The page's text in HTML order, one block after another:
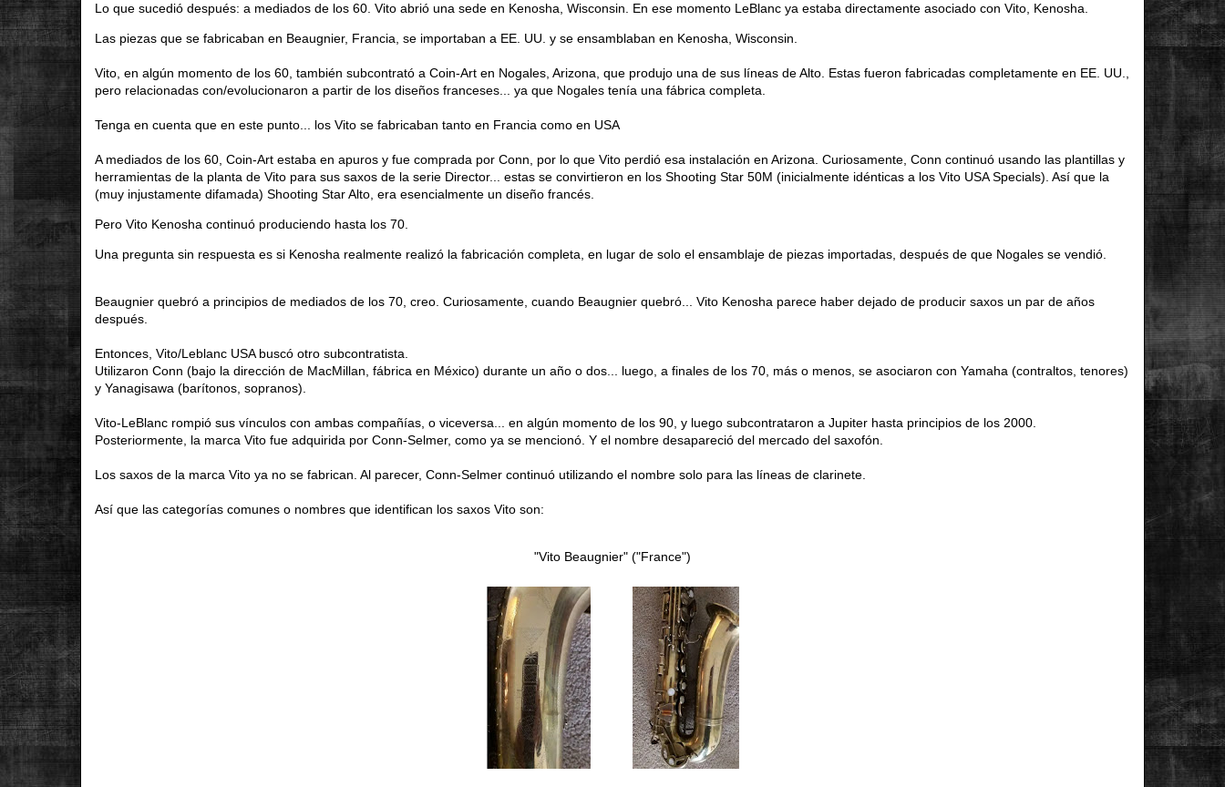
Lo que sucedió después: a mediados de los 60. Vito abrió una sede en Kenosha, Wisconsin. En ese momento LeBlanc ya estaba directamente asociado con Vito, Kenosha.
Las piezas que se fabricaban en Beaugnier, Francia, se importaban a EE. UU. y se ensamblaban en Kenosha, Wisconsin.
Vito, en algún momento de los 60, también subcontrató a Coin-Art en Nogales, Arizona, que produjo una de sus líneas de Alto. Estas fueron fabricadas completamente en EE. UU.,
pero relacionadas con/evolucionaron a partir de los diseños franceses... ya que Nogales tenía una fábrica completa.
Tenga en cuenta que en este punto... los Vito se fabricaban tanto en Francia como en USA
A mediados de los 60, Coin-Art estaba en apuros y fue comprada por Conn, por lo que Vito perdió esa instalación en Arizona. Curiosamente, Conn continuó usando las plantillas y
herramientas de la planta de Vito para sus saxos de la serie Director... estas se convirtieron en los Shooting Star 50M (inicialmente idénticas a los Vito USA Specials). Así que la
(muy injustamente difamada) Shooting Star Alto, era esencialmente un diseño francés.
Pero Vito Kenosha continuó produciendo hasta los 70.
Una pregunta sin respuesta es si Kenosha realmente realizó la fabricación completa, en lugar de solo el ensamblaje de piezas importadas, después de que Nogales se vendió.
Beaugnier quebró a principios de mediados de los 70, creo. Curiosamente, cuando Beaugnier quebró... Vito Kenosha parece haber dejado de producir saxos un par de años
después.
Entonces, Vito/Leblanc USA buscó otro subcontratista.
Utilizaron Conn (bajo la dirección de MacMillan, fábrica en México) durante un año o dos... luego, a finales de los 70, más o menos, se asociaron con Yamaha (contraltos, tenores)
y Yanagisawa (barítonos, sopranos).
Vito-LeBlanc rompió sus vínculos con ambas compañías, o viceversa... en algún momento de los 90, y luego subcontrataron a Jupiter hasta principios de los 2000.
Posteriormente, la marca Vito fue adquirida por Conn-Selmer, como ya se mencionó. Y el nombre desapareció del mercado del saxofón.
Los saxos de la marca Vito ya no se fabrican. Al parecer, Conn-Selmer continuó utilizando el nombre solo para las líneas de clarinete.
Así que las categorías comunes o nombres que identifican los saxos Vito son:
"Vito Beaugnier" ("France")